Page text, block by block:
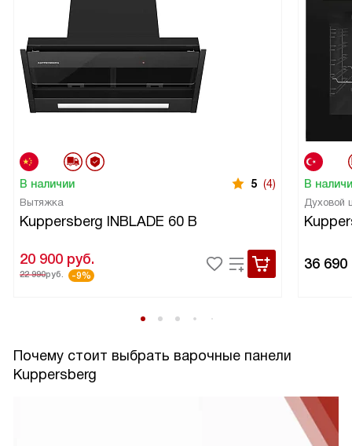
В наличии 5 (4)
Вытяжка
Kuppersberg INBLADE 60 B
20 900 руб.
22 990руб. -9%
В
Духовой
36 690
Почему стоит выбрать варочные панели
Kuppersberg